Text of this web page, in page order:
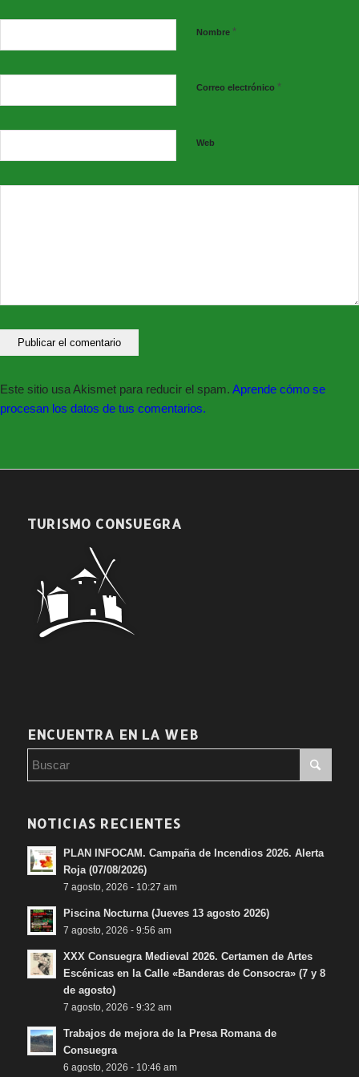
Nombre *
Correo electrónico *
Web
Este sitio usa Akismet para reducir el spam. Aprende cómo se
procesan los datos de tus comentarios.
TURISMO CONSUEGRA
ENCUENTRA EN LA WEB
NOTICIAS RECIENTES
PLAN INFOCAM. Campaña de Incendios 2026. Alerta
Roja (07/08/2026)
7 agosto, 2026 - 10:27 am
Piscina Nocturna (Jueves 13 agosto 2026)
7 agosto, 2026 - 9:56 am
XXX Consuegra Medieval 2026. Certamen de Artes
Escénicas en la Calle «Banderas de Consocra» (7 y 8
de agosto)
7 agosto, 2026 - 9:32 am
Trabajos de mejora de la Presa Romana de
Consuegra
6 agosto, 2026 - 10:46 am